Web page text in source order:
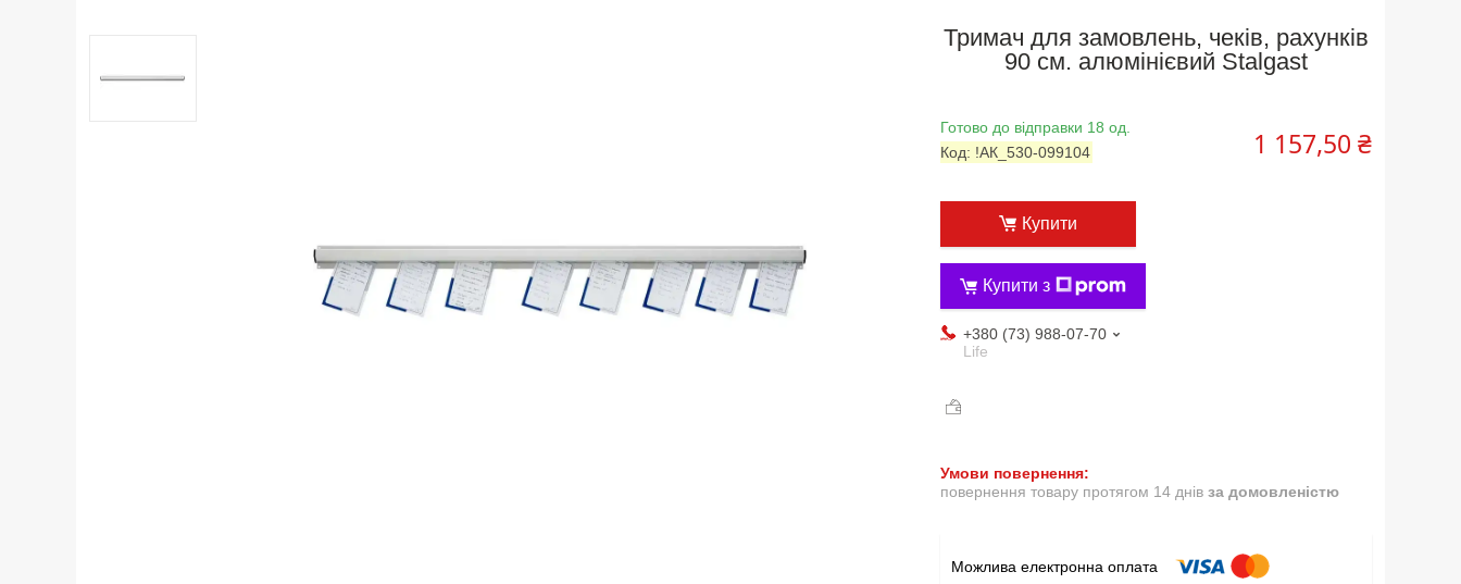
Тримач для замовлень, чеків, рахунків
90 см. алюмінієвий Stalgast
Готово до відправки 18 од.
Код: !АК_530-099104 1 157,50 ₴
Купити
Купити з
+380 (73) 988-07-70
Life
повернення товару протягом 14 днів за домовленістю